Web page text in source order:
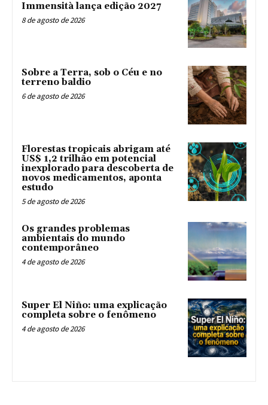
Immensità lança edição 2027
8 de agosto de 2026
Sobre a Terra, sob o Céu e no
terreno baldio
6 de agosto de 2026
Florestas tropicais abrigam até
US$ 1,2 trilhão em potencial
inexplorado para descoberta de
novos medicamentos, aponta
estudo
5 de agosto de 2026
Os grandes problemas
ambientais do mundo
contemporâneo
4 de agosto de 2026
Super El Niño: uma explicação
completa sobre o fenômeno
4 de agosto de 2026